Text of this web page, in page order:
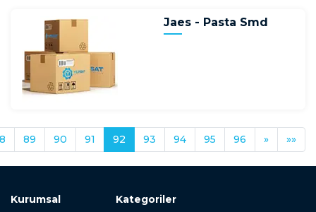
Jaes - Pasta Smd
89 90 91 92 93 94 95 96 » »»
Kurumsal Kategoriler